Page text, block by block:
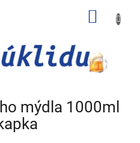
mýdla 1000ml